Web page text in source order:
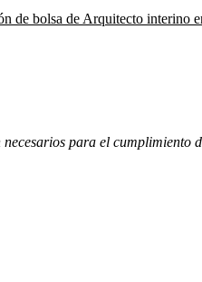
de bolsa de Arquitecto interino
para el